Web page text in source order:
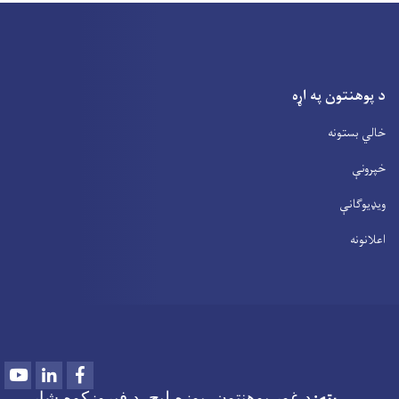
د پوهنتون په اړه
خالي بستونه
خپرونې
ویډیوګانې
اعلانونه
YoutubeLinkedIn